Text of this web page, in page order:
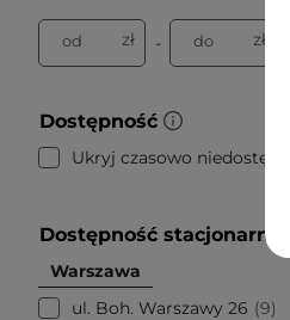
od zł - do zł
Dostępność
Ukryj czasowo niedostępne
Dostępność stacjonarnie
Warszawa
ul. Boh. Warszawy 26
9